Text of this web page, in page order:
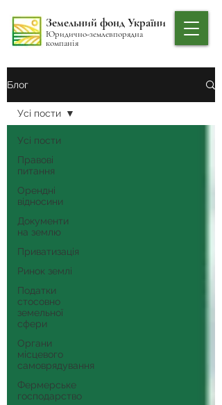
Земельний фонд України
Юридично-землевпорядна
компанія
Блог
Усі пости
Правові
питання
Орендні
відносини
Документи
на землю
Приватизація
Ринок землі
Податки
стосовно
земельної
сфери
Органи
місцевого
самоврядування
Фермерське
господарство
Усі пости